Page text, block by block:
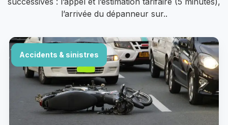
l’arrivée du dépanneur sur..
Accidents & sinistres